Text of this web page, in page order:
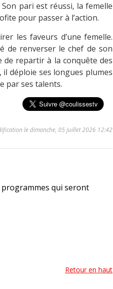
pari est réussi, la femelle
pour passer à l’action.
les faveurs d’une femelle.
de renverser le chef de son
repartir à la conquête des
déploie ses longues plumes
par ses talents.
le dimanche, 05 juillet 2026 12:42
programmes qui seront
Retour en haut